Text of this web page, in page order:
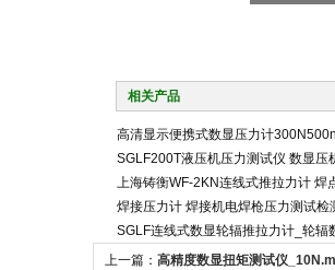
相关产品
高清显示便携式数显压力计
SGLF200T液压机压力测试仪 数显压
上海铸衡WF-2KN连线式推拉力计 焊
焊接压力计 焊接机电焊枪压力测试检
SGLF连线式数显轮辐推拉力计_轮辐
上一篇： 高精度数显扭矩测试仪